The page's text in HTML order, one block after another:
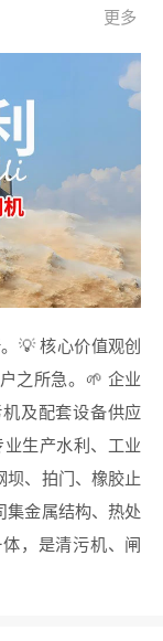
更多
💡 核心价值观创
之所急。🌱 企业
及配套设备供应
生产水利、工业
坝、拍门、橡胶止
集金属结构、热处
，是清污机、闸